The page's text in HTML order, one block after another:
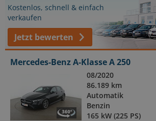
Kostenlos, schnell & einfach
verkaufen
Jetzt bewerten
Mercedes-Benz A-Klasse A 250
08/2020
86.189 km
Automatik
Benzin
165 kW (225 PS)